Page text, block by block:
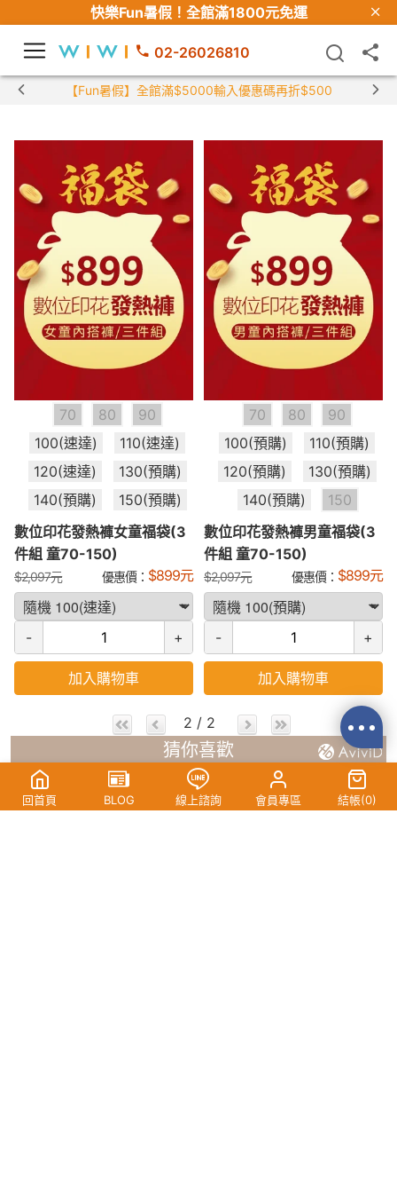
快樂Fun暑假！ 全館滿1800元免運
02-26026810
【Fun暑假】全館滿$5000輸入優惠碼再折$500
70 80
90
100(速達)
110(速達)
120(速達)
130(預購)
140(預購)
150(預購)
數位印花發熱褲女童福袋(3
件組 童70-150)
$2,097元 優惠價： $899元
- +
加入購物車
70 80
90
100(預購)
110(預購)
120(預購)
130(預購)
140(預購)
150
數位印花發熱褲男童福袋(3
件組 童70-150)
$2,097元 優惠價： $899元
- +
加入購物車
2 / 2
猜你喜歡
回首頁 BLOG 線上諮詢 會員專區 結帳(0)